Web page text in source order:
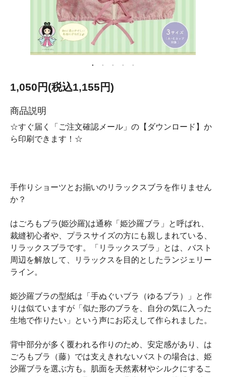
1,050円(税込1,155円)
商品説明
☆すぐ届く「ご注文確認メール」の【ダウンロード】か
ら印刷できます！☆
手作りショーツとお揃いのリラックスブラを作りません
か？
はごろもブラ(姫沙羅)は通称「姫沙羅ブラ」と呼ばれ、
裁縫初心者や、プラスサイズの方にも親しまれている、
リラックスブラです。「リラックスブラ」とは、バスト
周辺を解放して、リラックスを目的としたランジェリー
ライン。
姫沙羅ブラの型紙は「手ぬぐいブラ（ゆるブラ）」と作
りは似ていますが「似た形のブラを、自分の気に入った
生地で作りたい」という声にお応えして作られました。
背中部分が多く覆われる作りのため、安定感があり、は
ごろもブラ（藤）では支えきれないバストの場合は、姫
沙羅ブラを選ぶ方も。肌面を天然素材やシルクにするこ